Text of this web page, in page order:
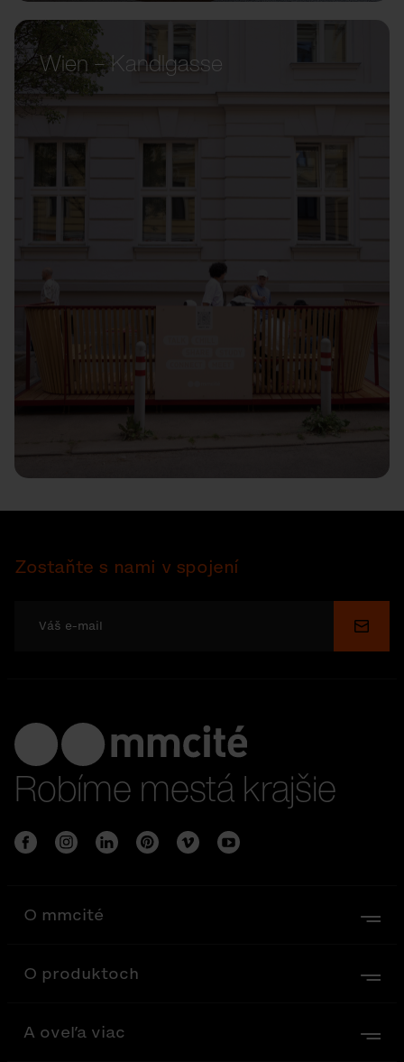
Wien – Kandlgasse
Zostaňte s nami v spojení
Robíme mestá krajšie
O mmcité
O produktoch
A oveľa viac